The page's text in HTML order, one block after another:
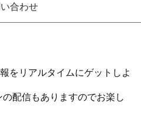
合わせ